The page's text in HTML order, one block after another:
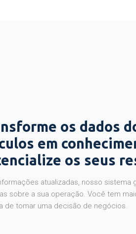
os dados
em
os seus
atualizadas, nosso sistema
sobre a sua operação. Você tem
de tomar uma decisão de negócios.